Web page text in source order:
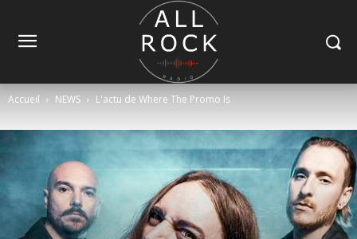
Accueil NEWS L'actu de Where The Promo Is